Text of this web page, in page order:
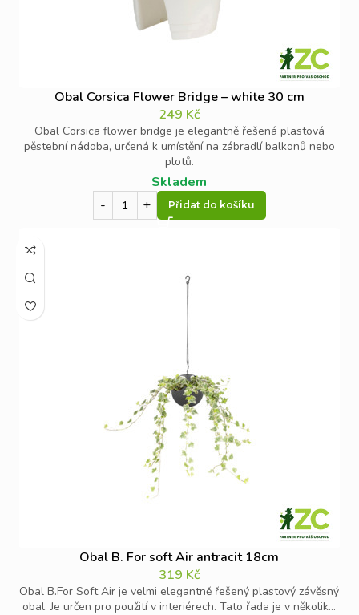
Obal Corsica Flower Bridge – white 30 cm
249 Kč
Obal Corsica flower bridge je elegantně řešená plastová
pěstební nádoba, určená k umístění na zábradlí balkonů nebo
plotů.
Skladem
Přidat do košíku
Obal B. For soft Air antracit 18cm
319 Kč
Obal B.For Soft Air je velmi elegantně řešený plastový závěsný
obal. Je určen pro použití v interiérech. Tato řada je v několik...